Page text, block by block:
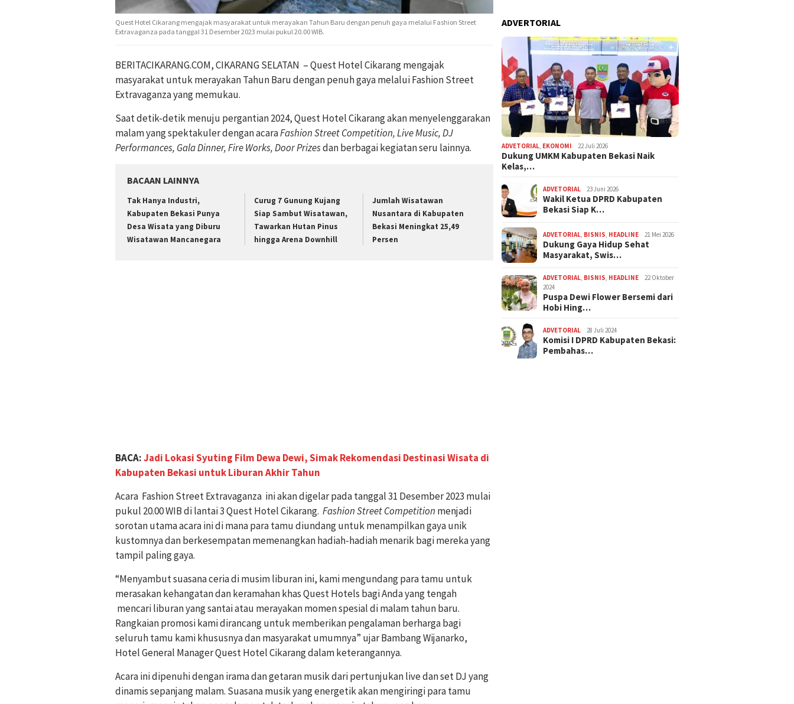
Quest Hotel Cikarang mengajak masyarakat untuk merayakan Tahun Baru dengan penuh gaya melalui Fashion Street
Extravaganza pada tanggal 31 Desember 2023 mulai pukul 20.00 WIB.
BERITACIKARANG.COM, CIKARANG SELATAN – Quest Hotel Cikarang mengajak
masyarakat untuk merayakan Tahun Baru dengan penuh gaya melalui Fashion Street
Extravaganza yang memukau.
Saat detik-detik menuju pergantian 2024, Quest Hotel Cikarang akan menyelenggarakan
malam yang spektakuler dengan acaraFashion Street Competition, Live Music, DJ
Performances, Gala Dinner, Fire Works, Door Prizesdan berbagai kegiatan seru lainnya.
BACAAN LAINNYA
Tak Hanya Industri,
Kabupaten Bekasi Punya
Desa Wisata yang Diburu
Wisatawan Mancanegara
Curug 7 Gunung Kujang
Siap Sambut Wisatawan,
Tawarkan Hutan Pinus
hingga Arena Downhill
Jumlah Wisatawan
Nusantara di Kabupaten
Bekasi Meningkat 25,49
Persen
BACA:Jadi Lokasi Syuting Film Dewa Dewi, Simak Rekomendasi Destinasi Wisata di
Kabupaten Bekasi untuk Liburan Akhir Tahun
Acara Fashion Street Extravaganza ini akan digelar pada tanggal 31 Desember 2023 mulai
pukul 20.00 WIB di lantai 3 Quest Hotel Cikarang. Fashion Street Competition menjadi
sorotan utama acara ini di mana para tamu diundang untuk menampilkan gaya unik
kustomnya dan berkesempatan memenangkan hadiah-hadiah menarik bagi mereka yang
tampil paling gaya.
“Menyambut suasana ceria di musim liburan ini, kami mengundang para tamu untuk
merasakan kehangatan dan keramahan khas Quest Hotels bagi Anda yang tengah
mencari liburan yang santai atau merayakan momen spesial di malam tahun baru.
Rangkaian promosi kami dirancang untuk memberikan pengalaman berharga bagi
seluruh tamu kami khususnya dan masyarakat umumnya” ujar Bambang Wijanarko,
Hotel General Manager Quest Hotel Cikarang dalam keterangannya.
Acara ini dipenuhi dengan irama dan getaran musik dari pertunjukan live dan set DJ yang
dinamis sepanjang malam. Suasana musik yang energetik akan mengiringi para tamu
ADVERTORIAL
ADVETORIAL EKONOMI 22 Juli 2026
Dukung UMKM Kabupaten Bekasi Naik
Kelas,…
ADVETORIAL 23 Juni 2026
Wakil Ketua DPRD Kabupaten
Bekasi Siap K…
ADVETORIAL BISNIS HEADLINE 21 Mei 2026
Dukung Gaya Hidup Sehat
Masyarakat, Swis…
ADVETORIAL BISNIS HEADLINE
22 Oktober
2024
Puspa Dewi Flower Bersemi dari
Hobi Hing…
ADVETORIAL 28 Juli 2024
Komisi I DPRD Kabupaten Bekasi:
Pembahas…